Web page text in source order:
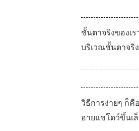
ชั้นตาจริงของเ
บริเวณชั้นตาจริ
วิธีการง่ายๆ ก็คื
อายแชโดว์ขึ้นเ